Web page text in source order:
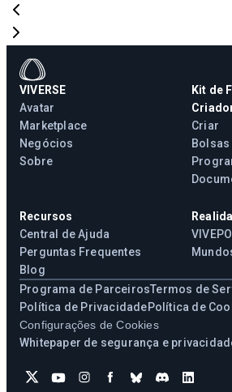
VIVERSE
Avatar
Marketplace
Negócios
Sobre
Kit de
Criar
Recursos
Central de Ajuda
Perguntas Frequentes
Blog
Programa de ParceirosTermos de
Política de PrivacidadePolítica de
Configurações de Cookies
Whitepaper de segurança e